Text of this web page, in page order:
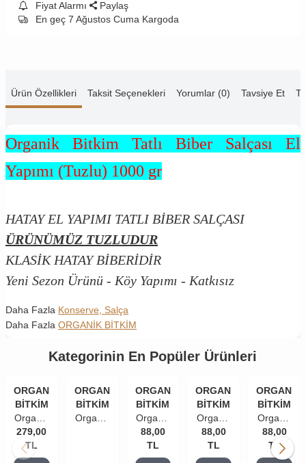
Fiyat Alarmı
Paylaş
En geç 7 Ağustos Cuma Kargoda
Ürün Özellikleri Taksit Seçenekleri Yorumlar (0) Tavsiye Et
Organik Bitkim Tatlı Biber Salçası El
Yapımı (Tuzlu) 1000 gr
HATAY EL YAPIMI TATLI BİBER SALÇASI
ÜRÜNÜMÜZ TUZLUDUR
KLASİK HATAY BİBERİDİR
Yeni Sezon Ürünü - Köy Yapımı - Katkısız
Daha Fazla Konserve, Salça
Daha Fazla ORGANİK BİTKİM
Kategorinin En Popüler Ürünleri
ORGANİK
BİTKİM
Organik
Bitkim
Domates
Salçası
279,00
TL
ORGANİK
BİTKİM
Organik
ORGANİK
BİTKİM
Organik
Bitkim
Domates
Salçası
88,00
TL
ORGANİK
BİTKİM
Organik
Bitkim
Tatlı
Biber
88,00
TL
ORGANİK
BİTKİM
Organik
Bitkim
Acı
Biber
88,00
TL